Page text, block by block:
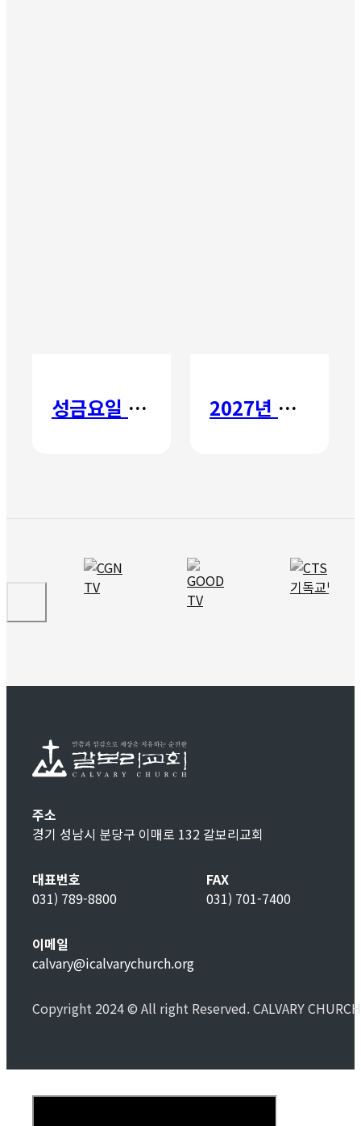
성금요일 칸타타 2027년 갈보리 어학원 유치부 신입생 모집
주소
경기 성남시 분당구 이매로 132 갈보리교회
대표번호
031) 789-8800
FAX
031) 701-7400
이메일
calvary@icalvarychurch.org
Copyright 2024 © All right Reserved. CALVARY CHURCH